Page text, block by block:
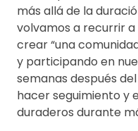
más allá de la
volvamos a recurrir
crear “una
y participando en
semanas después
hacer seguimiento y
duraderos durante